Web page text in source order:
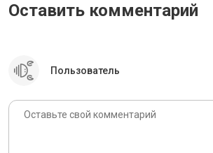
Оставить комментарий
Пользователь